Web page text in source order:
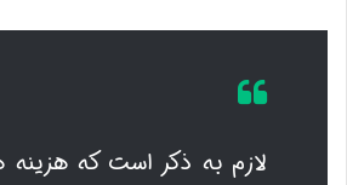
لازم به ذکر است که